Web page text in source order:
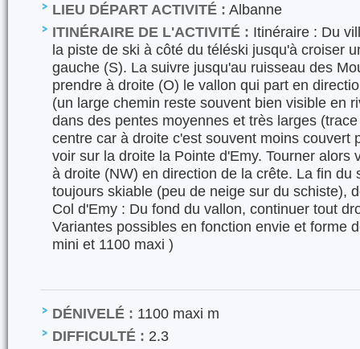
LIEU DÉPART ACTIVITÉ : Albanne
ITINÉRAIRE DE L'ACTIVITÉ : Itinéraire : Du
la piste de ski à côté du téléski jusqu'à croiser
gauche (S). La suivre jusqu'au ruisseau des
prendre à droite (O) le vallon qui part en
(un large chemin reste souvent bien visible en
dans des pentes moyennes et très larges
centre car à droite c'est souvent moins couvert
voir sur la droite la Pointe d'Emy. Tourner alors
à droite (NW) en direction de la crête. La fin du
toujours skiable (peu de neige sur du schiste),
Col d'Emy : Du fond du vallon, continuer tout
Variantes possibles en fonction envie et forme
mini et 1100 maxi )
DÉNIVELÉ : 1100 maxi m
DIFFICULTÉ : 2.3